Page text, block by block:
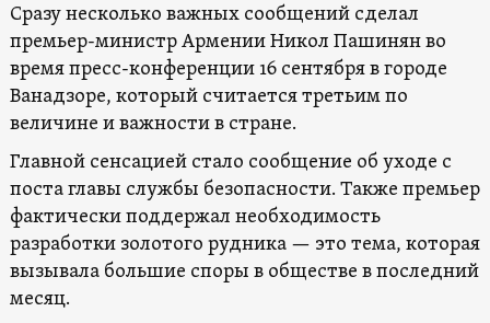
Сразу несколько важных сообщений сделал
премьер-министр Армении Никол Пашинян во
время пресс-конференции 16 сентября в городе
Ванадзоре, который считается третьим по
величине и важности в стране.
Главной сенсацией стало сообщение об уходе с
поста главы службы безопасности. Также премьер
фактически поддержал необходимость
разработки золотого рудника — это тема, которая
вызывала большие споры в обществе в последний
месяц.